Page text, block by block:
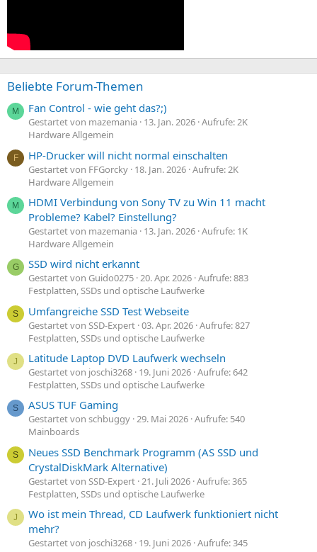
Beliebte Forum-Themen
M Fan Control - wie geht das?;)
Gestartet von mazemania 13. Jan. 2026 Aufrufe: 2K
Hardware Allgemein
F HP-Drucker will nicht normal einschalten
Gestartet von FFGorcky 18. Jan. 2026 Aufrufe: 2K
Hardware Allgemein
M
HDMI Verbindung von Sony TV zu Win 11 macht
Probleme? Kabel? Einstellung?
Gestartet von mazemania 13. Jan. 2026 Aufrufe: 1K
Hardware Allgemein
G SSD wird nicht erkannt
Gestartet von Guido0275 20. Apr. 2026 Aufrufe: 883
Festplatten, SSDs und optische Laufwerke
S Umfangreiche SSD Test Webseite
Gestartet von SSD-Expert 03. Apr. 2026 Aufrufe: 827
Festplatten, SSDs und optische Laufwerke
J Latitude Laptop DVD Laufwerk wechseln
Gestartet von joschi3268 19. Juni 2026 Aufrufe: 642
Festplatten, SSDs und optische Laufwerke
S ASUS TUF Gaming
Gestartet von schbuggy 29. Mai 2026 Aufrufe: 540
Mainboards
S
Neues SSD Benchmark Programm (AS SSD und
CrystalDiskMark Alternative)
Gestartet von SSD-Expert 21. Juli 2026 Aufrufe: 365
Festplatten, SSDs und optische Laufwerke
J
Wo ist mein Thread, CD Laufwerk funktioniert nicht
mehr?
Gestartet von joschi3268 19. Juni 2026 Aufrufe: 345